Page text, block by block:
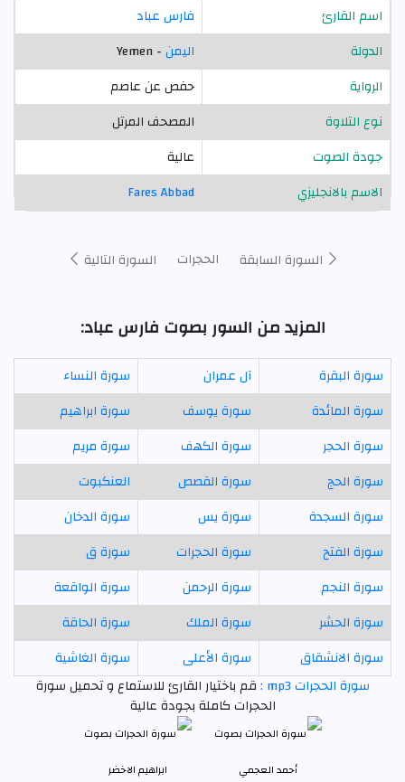
اسم القارئ
فارس عباد
الدولة
اليمن- Yemen
الرواية
حفص عن عاصم
نوع التلاوة
المصحف المرتل
جودة الصوت
عالية
الاسم بالانجليزي
Fares Abbad
السورة السابقة الحجرات السورة التالية
المزيد من السور بصوت فارس عباد:
سورة البقرة آل عمران
سورة النساء
سورة المائدة
سورة يوسف
سورة ابراهيم
سورة الحجر
سورة الكهف
سورة مريم
سورة الحج
سورة القصص
العنكبوت
سورة السجدة
سورة يس
سورة الدخان
سورة الفتح
سورة الحجرات
سورة ق
سورة النجم
سورة الرحمن
سورة الواقعة
سورة الحشر
سورة الملك
سورة الحاقة
سورة الانشقاق
سورة الأعلى
سورة الغاشية
سورة الحجرات mp3 :
قم باختيار القارئ للاستماع و تحميل سورة
الحجرات كاملة بجودة عالية